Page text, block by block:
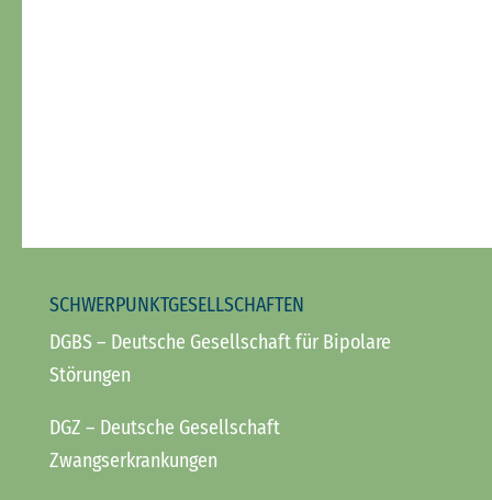
SCHWERPUNKTGESELLSCHAFTEN
DGBS– Deutsche Gesellschaft für Bipolare
Störungen
DGZ – Deutsche Gesellschaft
Zwangserkrankungen